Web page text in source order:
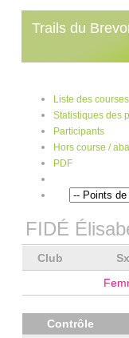
Trails du
Liste des courses
Statistiques des
Participants
Hors course /
PDF
FIDÉ
Club Sx
Contrôle